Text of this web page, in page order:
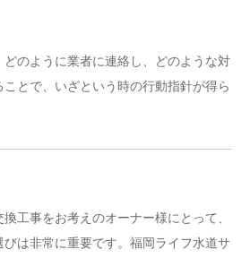
のように業者に連絡し、どのような対
とで、いざという時の行動指針が得ら
工事をお考えのオーナー様にとって、
は非常に重要です。福岡ライフ水道サ